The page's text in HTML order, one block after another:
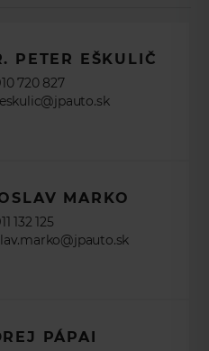
PETER EŠKULIČ
720 827
MARKO
132 125
PÁPAI